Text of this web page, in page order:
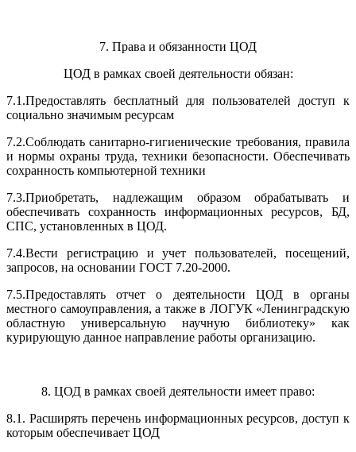
7. Права и обязанности ЦОД
ЦОД в рамках своей деятельности обязан:
7.1.Предоставлять бесплатный для пользователей доступ к
социально значимым ресурсам
7.2.Соблюдать санитарно-гигиенические требования, правила
и нормы охраны труда, техники безопасности. Обеспечивать
сохранность компьютерной техники
7.3.Приобретать, надлежащим образом обрабатывать и
обеспечивать сохранность информационных ресурсов, БД,
СПС, установленных в ЦОД.
7.4.Вести регистрацию и учет пользователей, посещений,
запросов, на основании ГОСТ 7.20-2000.
7.5.Предоставлять отчет о деятельности ЦОД в органы
местного самоуправления, а также в ЛОГУК «Ленинградскую
областную универсальную научную библиотеку» как
курирующую данное направление работы организацию.
8. ЦОД в рамках своей деятельности имеет право:
8.1. Расширять перечень информационных ресурсов, доступ к
которым обеспечивает ЦОД